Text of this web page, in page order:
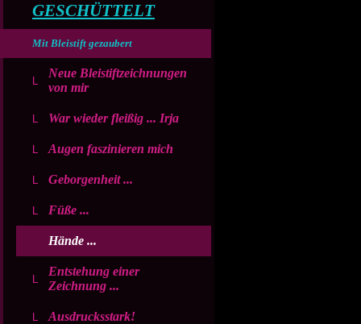
GESCHÜTTELT
Mit Bleistift gezaubert
Neue Bleistiftzeichnungen
von mir
War wieder fleißig ... Irja
Augen faszinieren mich
Geborgenheit ...
Füße ...
Hände ...
Entstehung einer
Zeichnung ...
Ausdrucksstark!